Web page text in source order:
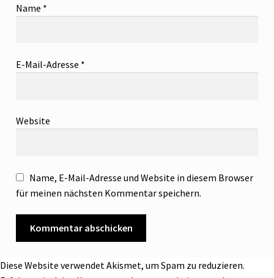
Name *
E-Mail-Adresse *
Website
Name, E-Mail-Adresse und Website in diesem Browser
für meinen nächsten Kommentar speichern.
Diese Website verwendet Akismet, um Spam zu reduzieren.